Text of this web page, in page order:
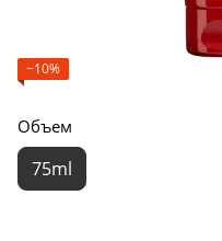
−10%
Объем
75ml